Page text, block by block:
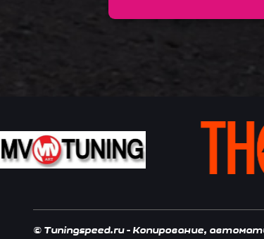
© Tuningspeed.ru - Копирование,